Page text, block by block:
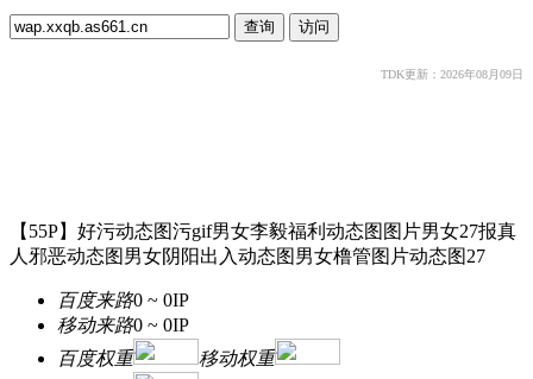
TDK更新：2026年08月09日
【55P】好污动态图污gif男女李毅福利动态图图片男女27报真
人邪恶动态图男女阴阳出入动态图男女橹管图片动态图27
百度来路0 ~ 0IP
移动来路0 ~ 0IP
百度权重
移动权重